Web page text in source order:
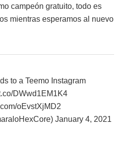
campeón gratuito, todo es
mientras esperamos al nuevo
to a Teemo Instagram
DWwd1EM1K4
oEvstXjMD2
January 4, 2021